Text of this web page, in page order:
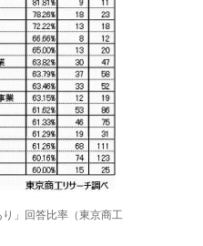
り」回答比率（東京商工